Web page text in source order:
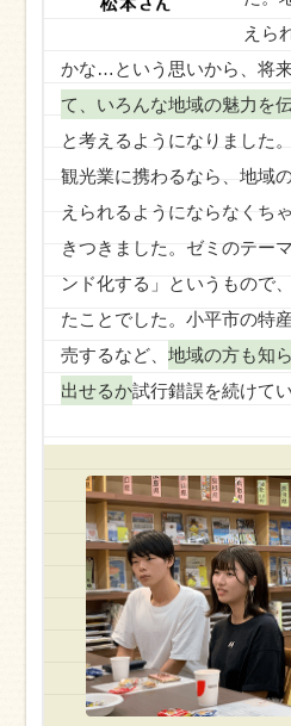
えら
かな…という思いから、将
て、いろんな地域の魅力を
と考えるようになりました。
観光業に携わるなら、地域
えられるようにならなくち
きつきました。ゼミのテー
ンド化する」というもので
たことでした。小平市の特
売するなど、 地域の方も知
出せるか試行錯誤を続けてい